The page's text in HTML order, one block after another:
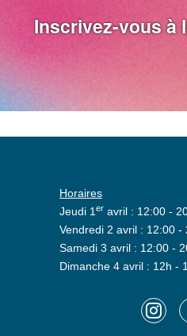
Inscrivez-vous à
Horaires
Jeudi 1eravril : 12:00 -
Vendredi 2 avril : 12:00 -
Samedi 3 avril : 12:00 -
Dimanche 4 avril : 12h -